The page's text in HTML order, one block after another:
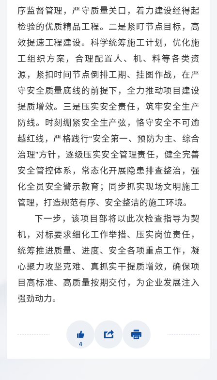
序监督管理，严守质量关口，着力建设经得起
检验的优质精品工程。二是紧盯节点目标，高
效提速工程建设。科学统筹施工计划，优化施
工组织方案，合理配置人、机、料等各类资
源，紧扣时间节点倒排工期、挂图作战，在严
守安全质量底线的前提下，全力推动项目建设
提质增效。三是压实安全责任，筑牢安全生产
防线。时刻绷紧安全生产弦，恪守安全不可逾
越红线，严格践行“安全第一、预防为主、综合
治理”方针，逐级压实安全管理责任，健全完善
安全管控体系，常态化开展隐患排查整治，强
化全员安全警示教育；同步抓实现场文明施工
管理，打造规范有序、安全整洁的施工环境。
下一步，该项目部将以此次检查指导为契
机，对标要求细化工作举措、压实岗位责任，
统筹推进质量、进度、安全各项重点工作，凝
心聚力攻坚克难、真抓实干提质增效，确保项
目高标准、高质量按期交付，为企业发展注入
强劲动力。
4